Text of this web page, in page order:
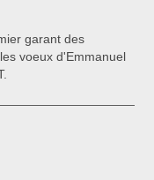
garant des
voeux d'Emmanuel